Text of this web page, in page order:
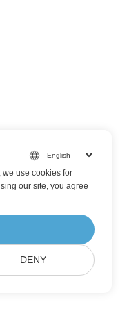
we use cookies for
our site, you agree
DENY